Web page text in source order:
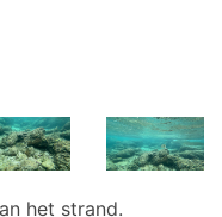
het strand.